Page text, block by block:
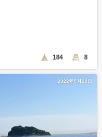
184 8
2022年5月29日